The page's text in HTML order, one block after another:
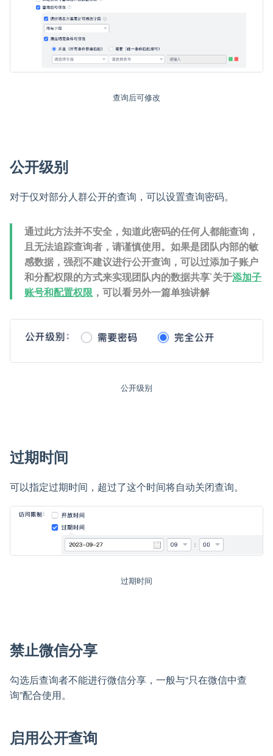
查询后可修改
公开级别
对于仅对部分人群公开的查询，可以设置查询密码。
通过此方法并不安全，知道此密码的任何人都能查询，
且无法追踪查询者，请谨慎使用。如果是团队内部的敏
感数据，强烈不建议进行公开查询，可以过添加子账户
和分配权限的方式来实现团队内的数据共享`关于添加子
账号和配置权限 ，可以看另外一篇单独讲解
公开级别
过期时间
可以指定过期时间，超过了这个时间将自动关闭查询。
过期时间
禁止微信分享
勾选后查询者不能进行微信分享，一般与“只在微信中查
询”配合使用。
启用公开查询